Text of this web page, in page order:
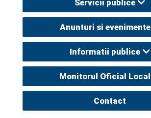
Servicii publice
Anunturi si evenimente
Informatii publice
Monitorul Oficial Local
Contact